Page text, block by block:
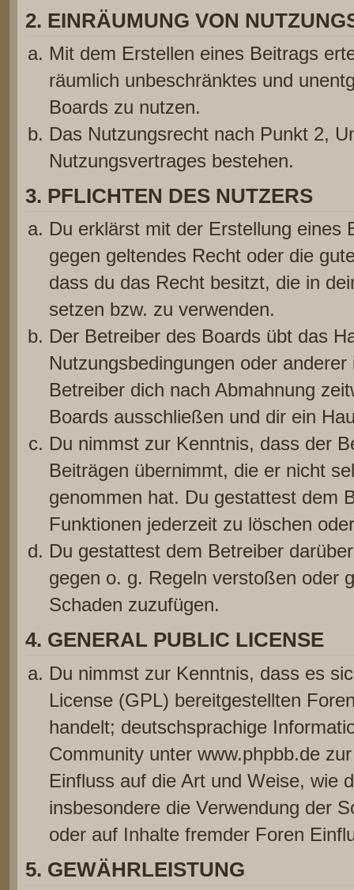
2. EINRÄUMUNG VON
Mit dem Erstellen eines Beitrags
räumlich unbeschränktes und
Boards zu nutzen.
Das Nutzungsrecht nach Punkt 2,
Nutzungsvertrages bestehen.
3. PFLICHTEN DES NUTZERS
Du erklärst mit der Erstellung eines
gegen geltendes Recht oder die
dass du das Recht besitzt, die in
setzen bzw. zu verwenden.
Der Betreiber des Boards übt das
Nutzungsbedingungen oder
Betreiber dich nach Abmahnung
Boards ausschließen und dir ein
Du nimmst zur Kenntnis, dass der
Beiträgen übernimmt, die er nicht
genommen hat. Du gestattest dem
Funktionen jederzeit zu löschen
Du gestattest dem Betreiber
gegen o. g. Regeln verstoßen oder
Schaden zuzufügen.
4. GENERAL PUBLIC LICENSE
Du nimmst zur Kenntnis, dass es
License (GPL) bereitgestellten
handelt; deutschsprachige
Community unter www.phpbb.de
Einfluss auf die Art und Weise, wie
insbesondere die Verwendung der
oder auf Inhalte fremder Foren
5. GEWÄHRLEISTUNG